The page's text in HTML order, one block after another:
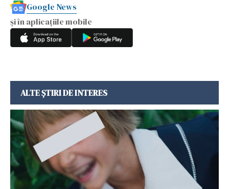
Google News
și în aplicațiile mobile
ALTE ȘTIRI DE INTERES